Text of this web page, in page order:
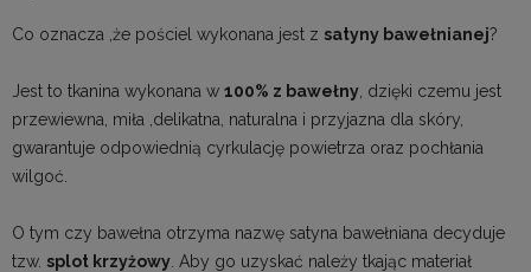
Co oznacza ,że pościel wykonana jest z satyny bawełnianej?
Jest to tkanina wykonana w 100% z bawełny , dzięki czemu jest
przewiewna, miła ,delikatna, naturalna i przyjazna dla skóry,
gwarantuje odpowiednią cyrkulację powietrza oraz pochłania
wilgoć.
O tym czy bawełna otrzyma nazwę satyna bawełniana decyduje
tzw. splot krzyżowy . Aby go uzyskać należy tkając materiał